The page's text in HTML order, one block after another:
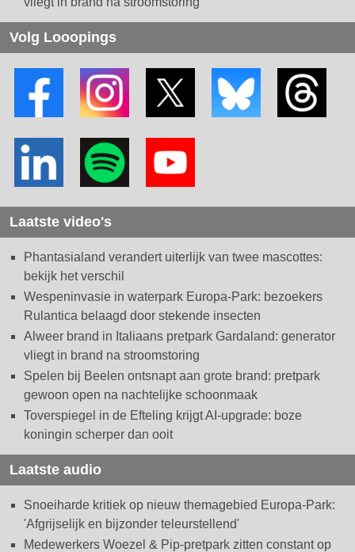
Volg Looopings
Laatste video's
Phantasialand verandert uiterlijk van twee mascottes:
bekijk het verschil
Wespeninvasie in waterpark Europa-Park: bezoekers
Rulantica belaagd door stekende insecten
Alweer brand in Italiaans pretpark Gardaland: generator
vliegt in brand na stroomstoring
Spelen bij Beelen ontsnapt aan grote brand: pretpark
gewoon open na nachtelijke schoonmaak
Toverspiegel in de Efteling krijgt AI-upgrade: boze
koningin scherper dan ooit
Laatste audio
Snoeiharde kritiek op nieuw themagebied Europa-Park:
'Afgrijselijk en bijzonder teleurstellend'
Medewerkers Woezel & Pip-pretpark zitten constant op